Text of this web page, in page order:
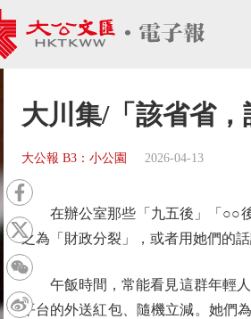
大川集/「該省省
大公報 B3：小公園 2026-04-13
在辦公室那些「九五後」「○○後
之為「財政分裂」，或者用她們的
午飯時間，常能看見這群年輕人
平台的外送紅包、隨機立減。她們